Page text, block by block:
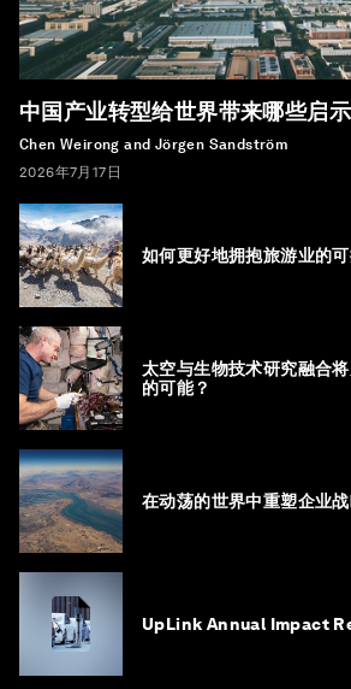
中国产业转型给世界带来哪些启示
Chen Weirong and Jörgen Sandström
2026年7月17日
如何更好地拥抱旅游业的
太空与生物技术研究融合
的可能？
在动荡的世界中重塑企业
UpLink Annual Impact